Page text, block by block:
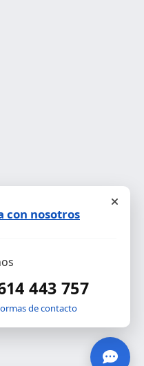
con nosotros
443 757
de contacto